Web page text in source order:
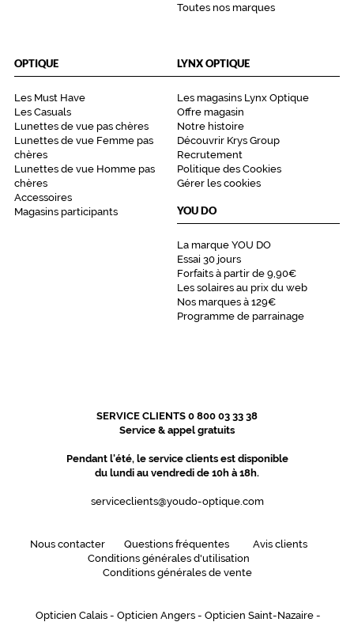
Toutes nos marques
OPTIQUE
Les Must Have
Les Casuals
Lunettes de vue pas chères
Lunettes de vue Femme pas
chères
Lunettes de vue Homme pas
chères
Accessoires
Magasins participants
LYNX OPTIQUE
Les magasins Lynx Optique
Offre magasin
Notre histoire
Découvrir Krys Group
Recrutement
Politique des Cookies
Gérer les cookies
YOU DO
La marque YOU DO
Essai 30 jours
Forfaits à partir de 9,90€
Les solaires au prix du web
Nos marques à 129€
Programme de parrainage
SERVICE CLIENTS 0 800 03 33 38
Service & appel gratuits
Pendant l'été, le service clients est disponible
du lundi au vendredi de 10h à 18h.
serviceclients@youdo-optique.com
Nous contacter Questions fréquentes
Avis clients
Conditions générales d'utilisation
Conditions générales de vente
Opticien Calais - Opticien Angers - Opticien Saint-Nazaire -